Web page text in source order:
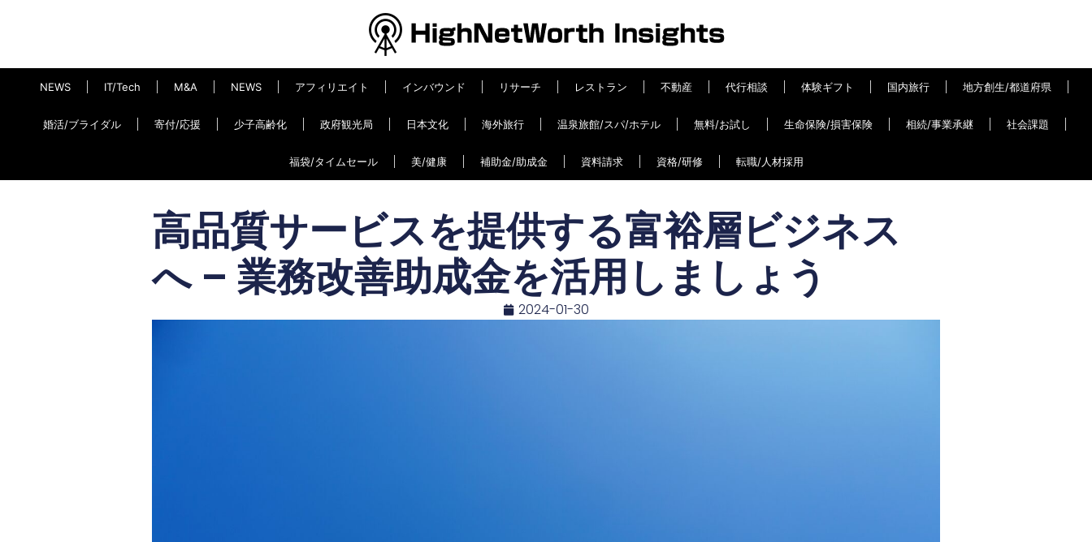
NEWS IT/Tech M&A NEWS アフィリエイト インバウンド リサーチ レストラン 不動産 代行相談 体験ギフト 国内旅行 地方創生/都道府県
婚活/ブライダル 寄付/応援 少子高齢化 政府観光局 日本文化 海外旅行 温泉旅館/スパ/ホテル 無料/お試し 生命保険/損害保険 相続/事業承継 社会課題
福袋/タイムセール 美/健康 補助金/助成金 資料請求 資格/研修 転職/人材採用
高品質サービスを提供する富裕層ビジネス
へ – 業務改善助成金を活用しましょう
2024-01-30